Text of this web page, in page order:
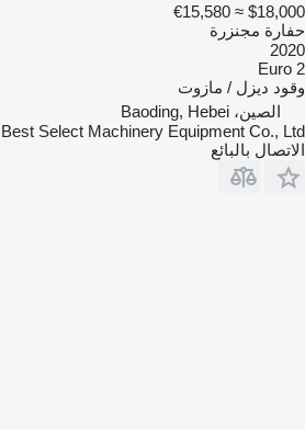
$18,000
≈ €15,580
حفارة مجنزرة
2020
Euro 2
وقود ديزل / مازوت
الصين، Baoding, Hebei
Select Machinery Equipment Co., Ltd
الاتصال بالبائع